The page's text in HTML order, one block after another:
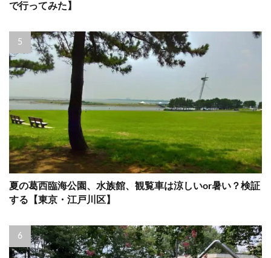
で行ってみた】
夏の葛西臨海公園、水族館、観覧車は涼しいor暑い？検証
する【東京・江戸川区】